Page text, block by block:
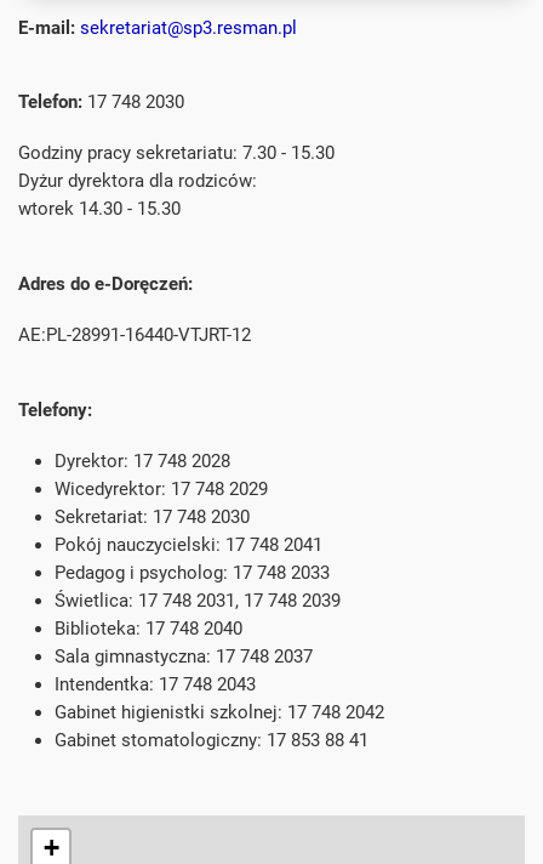
E-mail: sekretariat@sp3.resman.pl
Telefon: 17 748 2030
Godziny pracy sekretariatu: 7.30 - 15.30
Dyżur dyrektora dla rodziców:
wtorek 14.30 - 15.30
Adres do e-Doręczeń:
AE:PL-28991-16440-VTJRT-12
Telefony:
Dyrektor: 17 748 2028
Wicedyrektor: 17 748 2029
Sekretariat: 17 748 2030
Pokój nauczycielski: 17 748 2041
Pedagog i psycholog: 17 748 2033
Świetlica: 17 748 2031, 17 748 2039
Biblioteka: 17 748 2040
Sala gimnastyczna: 17 748 2037
Intendentka: 17 748 2043
Gabinet higienistki szkolnej: 17 748 2042
Gabinet stomatologiczny: 17 853 88 41
+